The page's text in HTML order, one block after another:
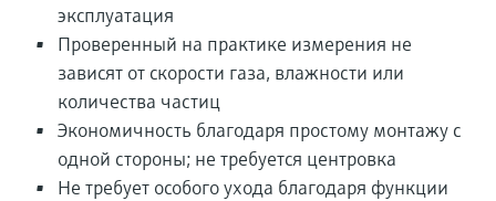
эксплуатация
Проверенный на практике измерения не
зависят от скорости газа, влажности или
количества частиц
Экономичность благодаря простому монтажу с
одной стороны; не требуется центровка
Не требует особого ухода благодаря функции